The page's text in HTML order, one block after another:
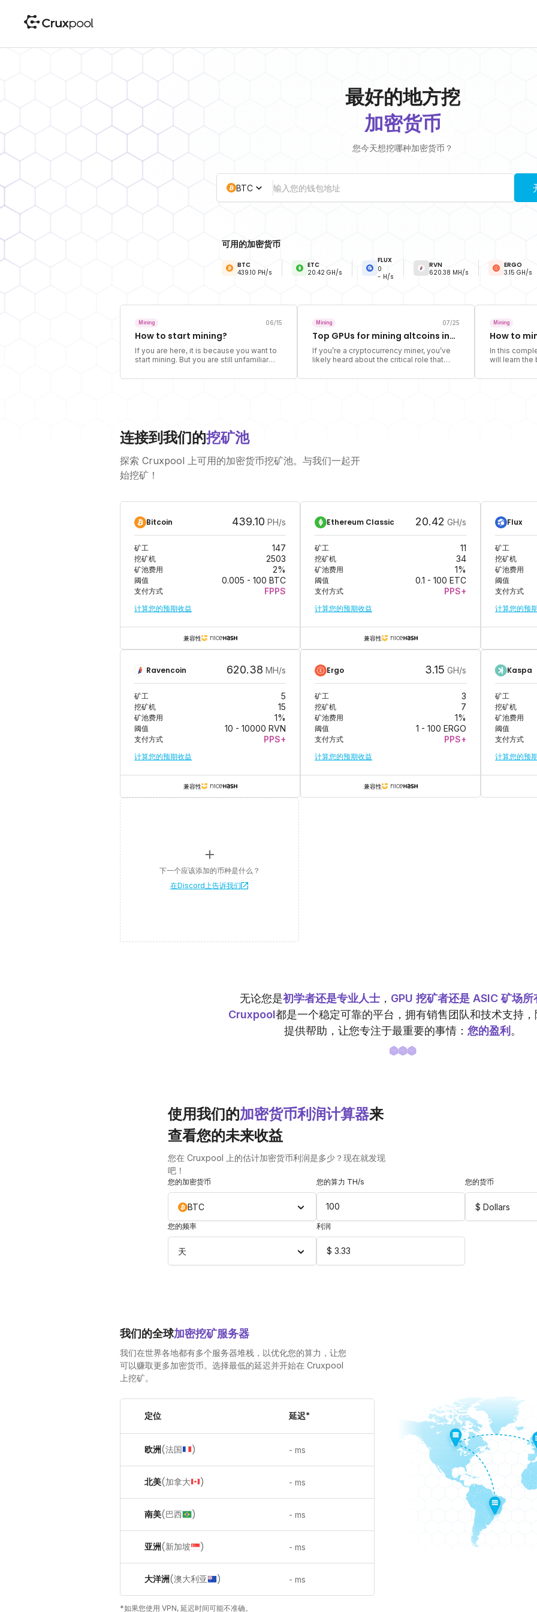
最好的地方挖
加密货币
您今天想挖哪种加密货币？
BTC
可用的加密货币
BTC
439.10 PH/s
ETC
20.42 GH/s
FLUX
0
- H/s
RVN
620.38 MH/s
ERGO
3.15 GH/s
Mining 06/15
How to start mining?
If you are here, it is because you want to
start mining. But you are still unfamiliar
fully understand the activity of the miner.
Mining 07/25
Top GPUs for mining altcoins in
2024
If you’re a cryptocurrency miner, you’ve
likely heard about the critical role that
mining operations. In this article we’re
Mining
How to
In this
will learn the
Cruxpool.
连接到我们的挖矿池
探索 Cruxpool 上可用的加密货币挖矿池。与我们一起开
始挖矿！
Bitcoin 439.10 PH/s
矿工
147
挖矿机
2503
矿池费用
2%
阈值
0.005 - 100 BTC
支付方式
FPPS
计算您的预期收益
兼容性
Ethereum Classic 20.42 GH/s
矿工
11
挖矿机
34
矿池费用
1%
阈值
0.1 - 100 ETC
支付方式
PPS+
计算您的预期收益
兼容性
Flux
矿工
挖矿机
矿池费用
阈值
支付方式
计算您的预
Ravencoin 620.38 MH/s
矿工
5
挖矿机
15
矿池费用
1%
阈值
10 - 10000 RVN
支付方式
PPS+
计算您的预期收益
兼容性
Ergo 3.15 GH/s
矿工
3
挖矿机
7
矿池费用
1%
阈值
1 - 100 ERGO
支付方式
PPS+
计算您的预期收益
兼容性
Kaspa
矿工
挖矿机
矿池费用
阈值
支付方式
计算您的预
下一个应该添加的币种是什么？
在Discord上告诉我们
无论您是初学者还是专业人士 ， GPU 挖矿者还是 ASIC 矿场所
Cruxpool都是一个稳定可靠的平台，拥有销售团队和技术支持
提供帮助，让您专注于最重要的事情： 您的盈利 。
使用我们的加密货币利润计算器来
查看您的未来收益
您在 Cruxpool 上的估计加密货币利润是多少？现在就发现
吧！
您的加密货币
BTC
您的算力 TH/s 您的货币
$ Dollars
您的频率
天
利润
$ 3.33
我们的全球加密挖矿服务器
我们在世界各地都有多个服务器堆栈，以优化您的算力，让您
可以赚取更多加密货币。选择最低的延迟并开始在 Cruxpool
上挖矿。
定位 延迟*
欧洲(法国 ) - ms
北美(加拿大 ) - ms
南美(巴西 ) - ms
亚洲(新加坡 ) - ms
大洋洲(澳大利亚 ) - ms
*如果您使用 VPN, 延迟时间可能不准确。